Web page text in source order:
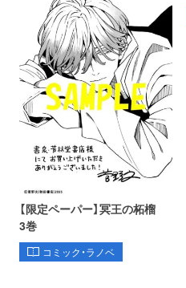
【限定ペーパー】冥王の柘榴
3巻
コミック・ラノベ